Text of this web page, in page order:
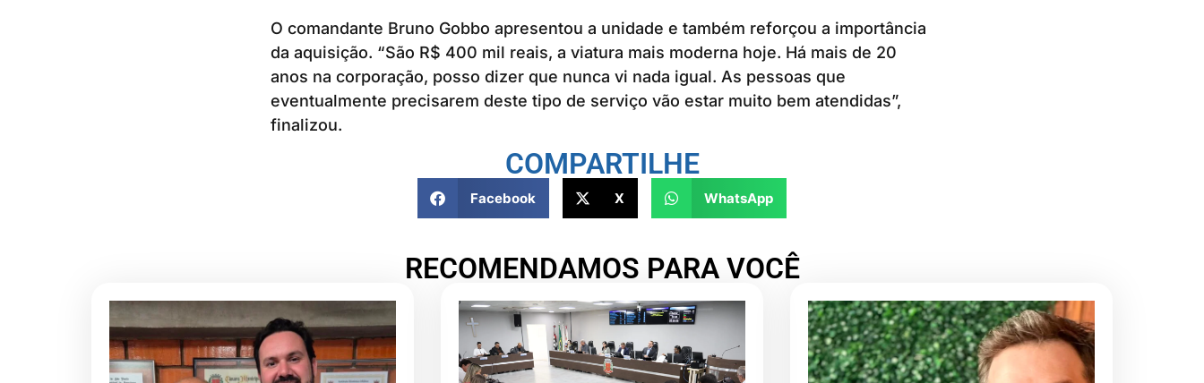
O comandante Bruno Gobbo apresentou a unidade e também reforçou a importância
da aquisição. “São R$ 400 mil reais, a viatura mais moderna hoje. Há mais de 20
anos na corporação, posso dizer que nunca vi nada igual. As pessoas que
eventualmente precisarem deste tipo de serviço vão estar muito bem atendidas”,
finalizou.
COMPARTILHE
Facebook X WhatsApp
RECOMENDAMOS PARA VOCÊ